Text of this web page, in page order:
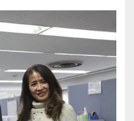
ーターやAIに取って
います。
きることはコンピュ
客様とのコミュニケ
オフィス。
フが立ち上げメンバ
ました。
IT系など最先端の技
のが特徴です。
専門学校が近くにあ
により新たなスタッ
ため、経験者はこれ
さらなるステップア
す。経験の浅い方で
多い環境です。